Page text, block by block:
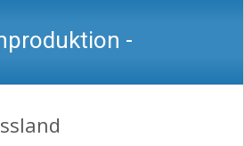
-
Podcast, O-Töne,